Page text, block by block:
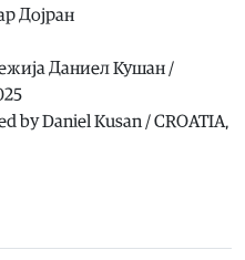
Дојран
Даниел Кушан /
by Daniel Kusan / CROATIA,